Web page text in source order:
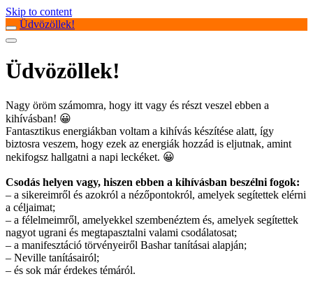
Skip to content
Üdvözöllek!
Üdvözöllek!
Nagy öröm számomra, hogy itt vagy és részt veszel ebben a
kihívásban! 😀
Fantasztikus energiákban voltam a kihívás készítése alatt, így
biztosra veszem, hogy ezek az energiák hozzád is eljutnak, amint
nekifogsz hallgatni a napi leckéket. 😀
Csodás helyen vagy, hiszen ebben a kihívásban beszélni fogok:
– a sikereimről és azokról a nézőpontokról, amelyek segítettek elérni
a céljaimat;
– a félelmeimről, amelyekkel szembenéztem és, amelyek segítettek
nagyot ugrani és megtapasztalni valami csodálatosat;
– a manifesztáció törvényeiről Bashar tanításai alapján;
– Neville tanításairól;
– és sok már érdekes témáról.